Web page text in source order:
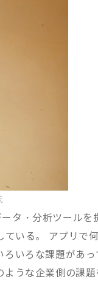
タ・分析ツールを
いる。 アプリで
いろな課題があっ
うな企業側の課題